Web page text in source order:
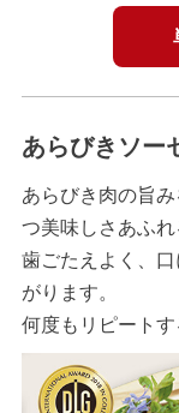
あらびきソ
あらびき肉の旨
つ美味しさあふれ
歯ごたえよく、
がります。
何度もリピートす